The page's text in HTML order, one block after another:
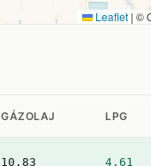
Leaflet | ©
GÁZOLAJ LPG
10.83 4.61